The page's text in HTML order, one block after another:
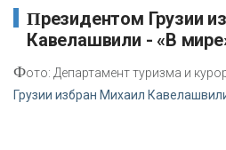
Президентом Грузии избран Михаил
Кавелашвили - «В
Фото: Департамент туризма и
Грузии избран Михаил